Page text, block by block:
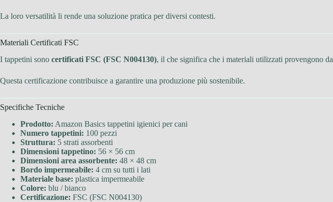
La loro versatilità li rende una soluzione pratica per diversi contesti.
Materiali Certificati FSC
I tappetini sono certificati FSC (FSC N004130), il che significa che i materiali utilizzati provengono da
Questa certificazione contribuisce a garantire una produzione più sostenibile.
Specifiche Tecniche
Prodotto: Amazon Basics tappetini igienici per cani
Numero tappetini: 100 pezzi
Struttura: 5 strati assorbenti
Dimensioni tappetino: 56 × 56 cm
Dimensioni area assorbente: 48 × 48 cm
Bordo impermeabile: 4 cm su tutti i lati
Materiale base: plastica impermeabile
Colore: blu / bianco
Certificazione: FSC (FSC N004130)